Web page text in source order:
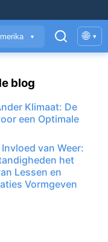
▼ 🌐 ▾
blog
Klimaat: De
een Optimale
van Weer:
het
Lessen en
Vormgeven